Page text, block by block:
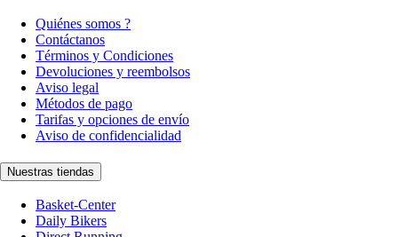
Quiénes somos ?
Contáctanos
Términos y Condiciones
Devoluciones y reembolsos
Aviso legal
Métodos de pago
Tarifas y opciones de envío
Aviso de confidencialidad
Nuestras tiendas
Basket-Center
Daily Bikers